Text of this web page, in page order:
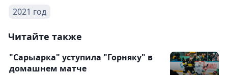
2021 год
Читайте также
"Сарыарка" уступила "Горняку" в
домашнем матче